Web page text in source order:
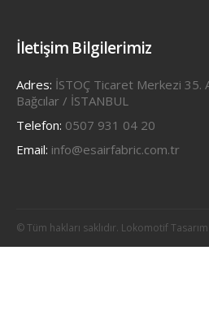
İletişim Bilgilerimiz
Adres: İSTOÇ Ticaret Merkezi 35.
Bağcılar / İSTANBUL
Telefon: 0507 931 04 20
Email: info@esairfabric.com.tr
© Tüm hakları saklıdır. Lokomotif